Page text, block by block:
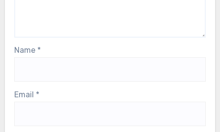
Name *
Email *